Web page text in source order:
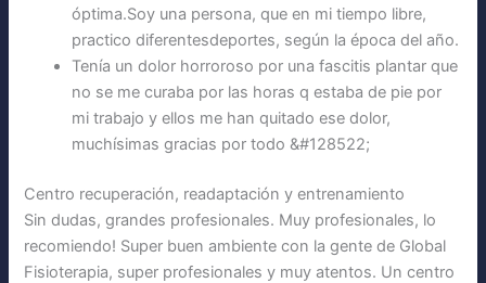
óptima.Soy una persona, que en mi tiempo libre,
practico diferentesdeportes, según la época del año.
Tenía un dolor horroroso por una fascitis plantar que
no se me curaba por las horas q estaba de pie por
mi trabajo y ellos me han quitado ese dolor,
muchísimas gracias por todo &#128522;
Centro recuperación, readaptación y entrenamiento
Sin dudas, grandes profesionales. Muy profesionales, lo
recomiendo! Super buen ambiente con la gente de Global
Fisioterapia, super profesionales y muy atentos. Un centro